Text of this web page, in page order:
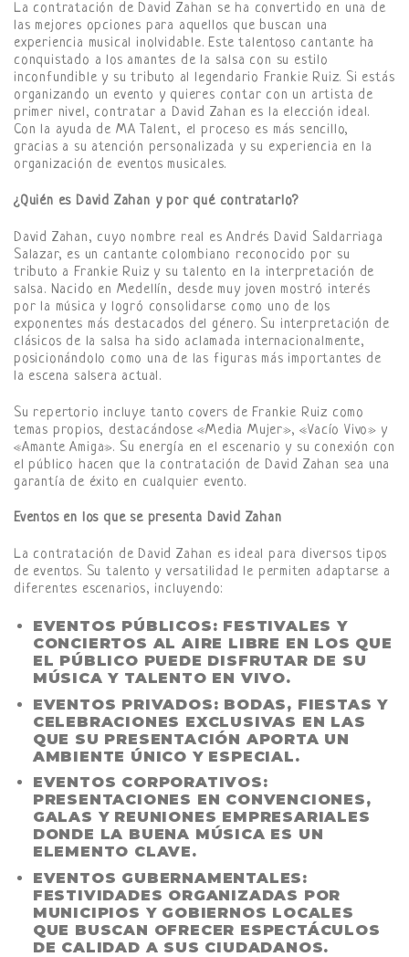
La contratación de David Zahan se ha convertido en una de
las mejores opciones para aquellos que buscan una
experiencia musical inolvidable. Este talentoso cantante ha
conquistado a los amantes de la salsa con su estilo
inconfundible y su tributo al legendario Frankie Ruiz. Si estás
organizando un evento y quieres contar con un artista de
primer nivel, contratar a David Zahan es la elección ideal.
Con la ayuda de MA Talent, el proceso es más sencillo,
gracias a su atención personalizada y su experiencia en la
organización de eventos musicales.
¿Quién es David Zahan y por qué contratarlo?
David Zahan, cuyo nombre real es Andrés David Saldarriaga
Salazar, es un cantante colombiano reconocido por su
tributo a Frankie Ruiz y su talento en la interpretación de
salsa. Nacido en Medellín, desde muy joven mostró interés
por la música y logró consolidarse como uno de los
exponentes más destacados del género. Su interpretación de
clásicos de la salsa ha sido aclamada internacionalmente,
posicionándolo como una de las figuras más importantes de
la escena salsera actual.
Su repertorio incluye tanto covers de Frankie Ruiz como
temas propios, destacándose «Media Mujer», «Vacío Vivo» y
«Amante Amiga». Su energía en el escenario y su conexión con
el público hacen que la contratación de David Zahan sea una
garantía de éxito en cualquier evento.
Eventos en los que se presenta David Zahan
La contratación de David Zahan es ideal para diversos tipos
de eventos. Su talento y versatilidad le permiten adaptarse a
diferentes escenarios, incluyendo:
EVENTOS PÚBLICOS: FESTIVALES Y
CONCIERTOS AL AIRE LIBRE EN LOS QUE
EL PÚBLICO PUEDE DISFRUTAR DE SU
MÚSICA Y TALENTO EN VIVO.
EVENTOS PRIVADOS: BODAS, FIESTAS Y
CELEBRACIONES EXCLUSIVAS EN LAS
QUE SU PRESENTACIÓN APORTA UN
AMBIENTE ÚNICO Y ESPECIAL.
EVENTOS CORPORATIVOS:
PRESENTACIONES EN CONVENCIONES,
GALAS Y REUNIONES EMPRESARIALES
DONDE LA BUENA MÚSICA ES UN
ELEMENTO CLAVE.
EVENTOS GUBERNAMENTALES:
FESTIVIDADES ORGANIZADAS POR
MUNICIPIOS Y GOBIERNOS LOCALES
QUE BUSCAN OFRECER ESPECTÁCULOS
DE CALIDAD A SUS CIUDADANOS.